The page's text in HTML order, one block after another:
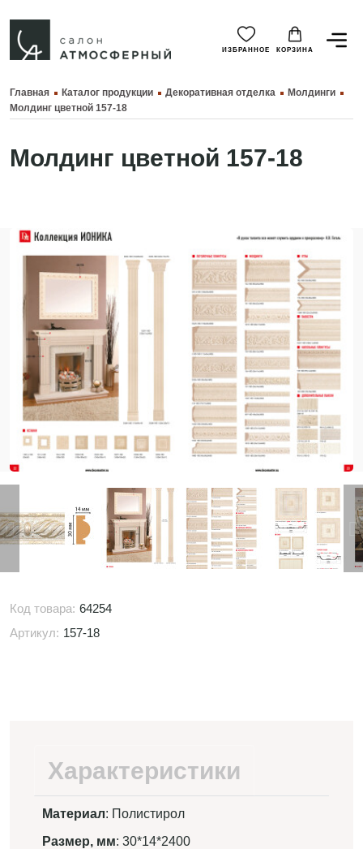
ИЗБРАННОЕ КОРЗИНА
Главная Каталог продукции Декоративная отделка
Молдинги
Молдинг цветной 157-18
Молдинг цветной 157-18
Код товара: 64254
Артикул: 157-18
Характеристики
Материал: Полистирол
Размер, мм: 30*14*2400